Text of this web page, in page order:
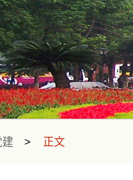
建 > 正文